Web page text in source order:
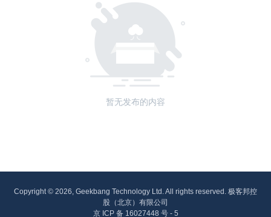
暂无发布的内容
Copyright © 2026, Geekbang Technology Ltd. All rights reserved. 极客邦控
股（北京）有限公司
京 ICP 备 16027448 号 - 5